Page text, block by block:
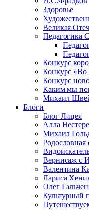
Здоровье
Великая
Педагогика
Конкурс
Конкурс «Во
Конкурс
Каким мы
Михаил
Блоги
Блог Лицея
Алла
Михаил
Вернисаж с
Валентина
Лариса
Олег
Культурный